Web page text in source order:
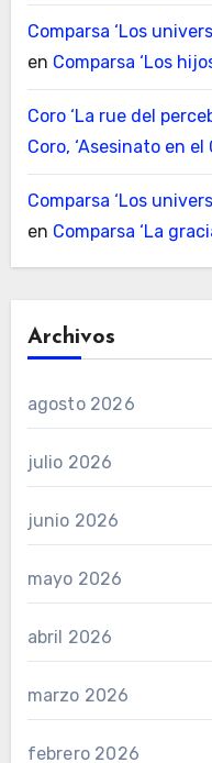
Comparsa ‘Los
en Comparsa ‘Los
Coro ‘La rue del
Coro, ‘Asesinato en el
Comparsa ‘Los
en Comparsa ‘La
Archivos
agosto 2026
julio 2026
junio 2026
mayo 2026
abril 2026
marzo 2026
febrero 2026